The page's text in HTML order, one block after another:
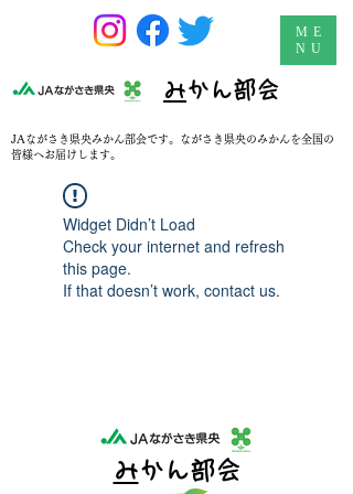
​みかん部会
ME
NU
JAながさき県央みかん部会です。ながさき県央のみかんを全国の
皆様へお届けします。
Widget Didn’t Load
Check your internet and refresh
this page.
If that doesn’t work, contact us.
​みかん部会